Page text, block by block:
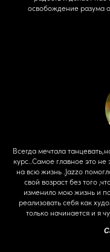
освобождение разума
Всегда мечтала
курс..Самое главное это не
на всю жизнь .Jazzo
свой возраст без того
изменило мою жизнь и
реализовать себя как
только начинается и я